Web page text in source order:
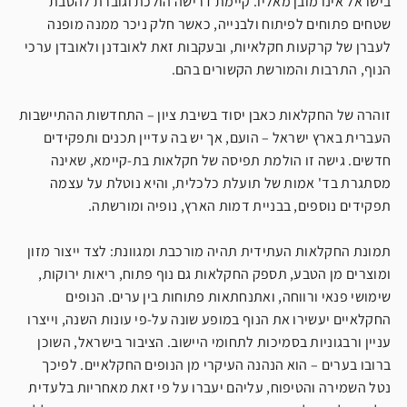
שטחים פתוחים לפיתוח ולבנייה, כאשר חלק ניכר ממנה מופנה
לעברן של קרקעות חקלאיות, ובעקבות זאת לאובדנן ולאובדן ערכי
הנוף, התרבות והמורשת הקשורים בהם.
זוהרה של החקלאות כאבן יסוד בשיבת ציון – התחדשות ההתיישבות
העברית בארץ ישראל – הועם, אך יש בה עדיין תכנים ותפקידים
חדשים. גישה זו הולמת תפיסה של חקלאות בת-קיימא, שאינה
מסתגרת בד' אמות של תועלת כלכלית, והיא נוטלת על עצמה
תפקידים נוספים, בבניית דמות הארץ, נופיה ומורשתה.
תמונת החקלאות העתידית תהיה מורכבת ומגוונת: לצד ייצור מזון
ומוצרים מן הטבע, תספק החקלאות גם נוף פתוח, ריאות ירוקות,
שימושי פנאי ורווחה, ואתנחתאות פתוחות בין ערים. הנופים
החקלאיים יעשירו את הנוף במופע שונה על-פי עונות השנה, וייצרו
עניין ורבגוניות בסמיכות לתחומי היישוב. הציבור בישראל, השוכן
ברובו בערים – הוא הנהנה העיקרי מן הנופים החקלאיים. לפיכך
נטל השמירה והטיפוח, עליהם יעברו על פי זאת מאחריות בלעדית